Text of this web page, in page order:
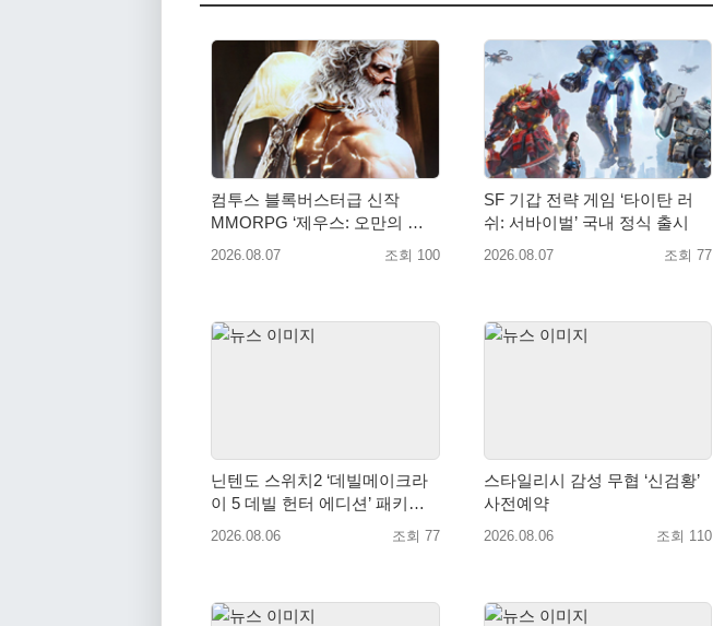
컴투스 블록버스터급 신작
MMORPG ‘제우스: 오만의 신’,
8월 26일 출시!
2026.08.07 조회 100
SF 기갑 전략 게임 ‘타이탄 러
쉬: 서바이벌’ 국내 정식 출시
2026.08.07 조회 77
닌텐도 스위치2 ‘데빌메이크라
이 5 데빌 헌터 에디션’ 패키지
제품 8월 7일 예약판매 개시
2026.08.06 조회 77
스타일리시 감성 무협 ‘신검황’
사전예약
2026.08.06 조회 110